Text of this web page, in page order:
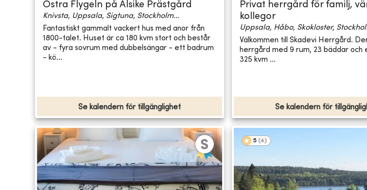
Östra Flygeln på Alsike Prästgård
Knivsta, Uppsala, Sigtuna, Stockholm...
Fantastiskt gammalt vackert hus med anor från
1800-talet. Huset är ca 180 kvm stort och består
av - fyra sovrum med dubbelsängar - ett badrum
- kö...
Se kalendern för tillgänglighet
Privat herrgård för familj,
kollegor
Uppsala, Håbo, Skokloster,
Välkommen till Skadevi Herrgård.
herrgård med 9 rum, 23 bäddar och
325 kvm ...
Se kalendern för
5 (4)